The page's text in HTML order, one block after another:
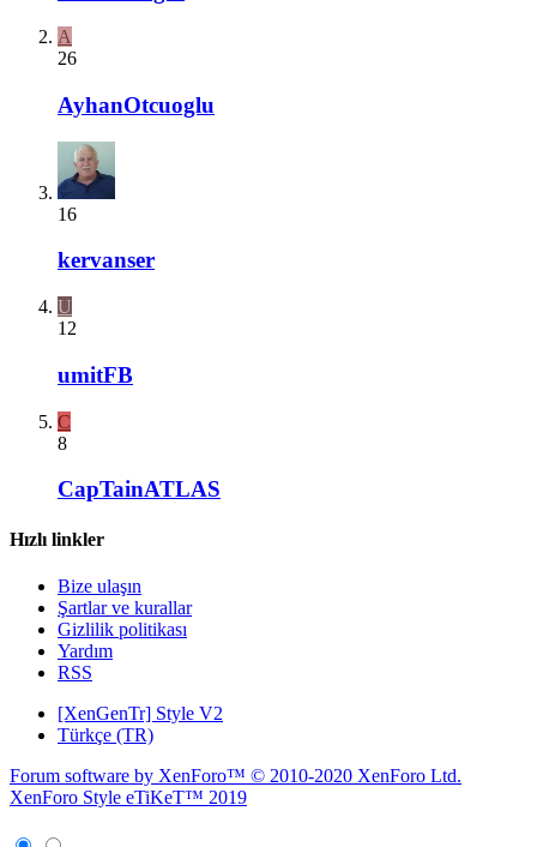
A
26
AyhanOtcuoglu
16
kervanser
U
12
umitFB
C
8
CapTainATLAS
Hızlı linkler
Bize ulaşın
Şartlar ve kurallar
Gizlilik politikası
Yardım
RSS
[XenGenTr] Style V2
Türkçe (TR)
Forum software by XenForo™ © 2010-2020 XenForo Ltd.
XenForo Style eTiKeT™ 2019